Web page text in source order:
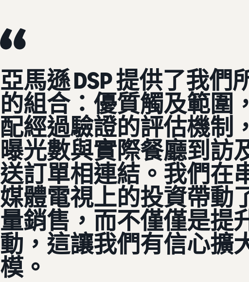
亞馬遜 DSP 提供了我們
的組合：優質觸及範圍
配經過驗證的評估機制
曝光數與實際餐廳到訪
送訂單相連結。我們在
媒體電視上的投資帶動
量銷售，而不僅僅是提
動，這讓我們有信心擴
模。